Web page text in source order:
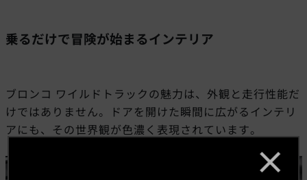
乗るだけで冒険が始まるインテリア
ブロンコ ワイルドトラックの魅力は、外観と走行性能だ
けではありません。ドアを開けた瞬間に広がるインテリ
アにも、その世界観が色濃く表現されています。